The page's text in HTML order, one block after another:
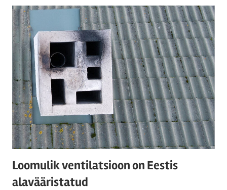
Loomulik ventilatsioon on Eestis
alavääristatud